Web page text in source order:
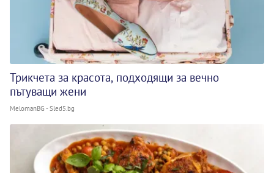
Трикчета за красота, подходящи за вечно
пътуващи жени
MelomanBG - Sled5.bg